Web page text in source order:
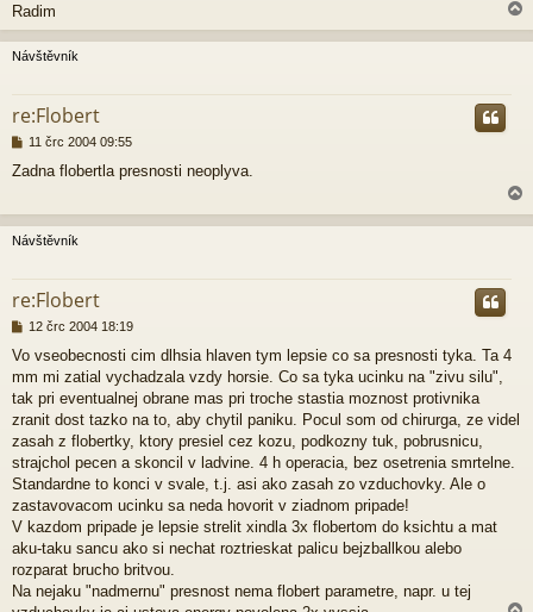
e
Radim
a
h
Návštěvník
re:Flobert
P
í
p
ě
v
11 črc 2004 09:55
Zadna flobertla presnosti neoplyva.
a
h
Návštěvník
re:Flobert
P
í
s
p
ě
e
k
12 črc 2004 18:19
Vo vseobecnosti cim dlhsia hlaven tym lepsie co sa presnosti tyka. Ta 4
mm mi zatial vychadzala vzdy horsie. Co sa tyka ucinku na "zivu silu",
tak pri eventualnej obrane mas pri troche stastia moznost protivnika
zranit dost tazko na to, aby chytil paniku. Pocul som od chirurga, ze videl
zasah z flobertky, ktory presiel cez kozu, podkozny tuk, pobrusnicu,
strajchol pecen a skoncil v ladvine. 4 h operacia, bez osetrenia smrtelne.
Standardne to konci v svale, t.j. asi ako zasah zo vzduchovky. Ale o
zastavovacom ucinku sa neda hovorit v ziadnom pripade!
V kazdom pripade je lepsie strelit xindla 3x flobertom do ksichtu a mat
aku-taku sancu ako si nechat roztrieskat palicu bejzballkou alebo
rozparat brucho britvou.
Na nejaku "nadmernu" presnost nema flobert parametre, napr. u tej